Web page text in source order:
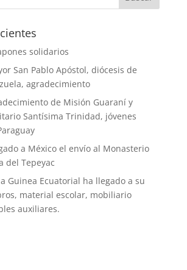
solidarios
San Pablo Apóstol, diócesis de
agradecimiento
de Misión Guaraní y
Santísima Trinidad, jóvenes
a México el envío al Monasterio
del Tepeyac
Guinea Ecuatorial ha llegado a su
material escolar, mobiliario
auxiliares.